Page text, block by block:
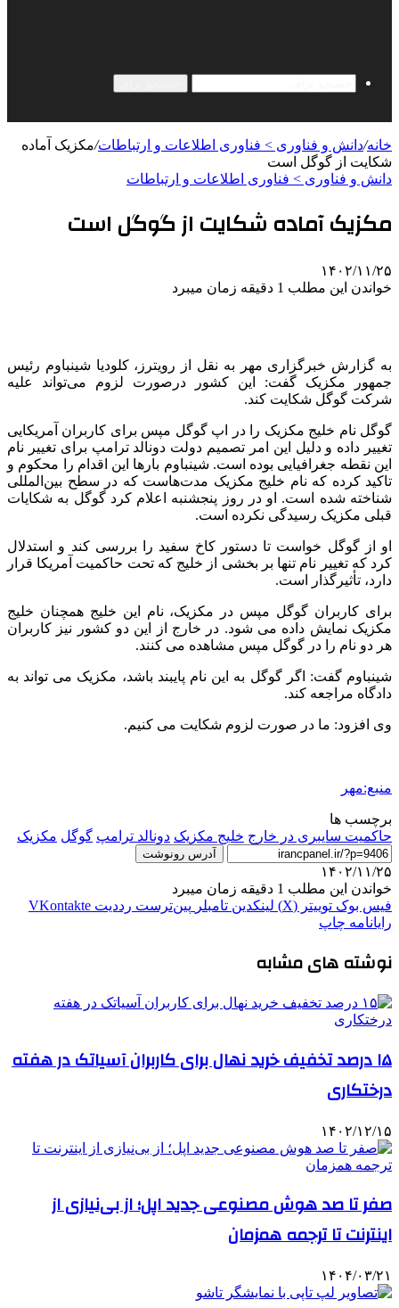
خانه/دانش و فناوری > فناوری اطلاعات و ارتباطات/مکزیک آماده
شکایت از گوگل است
دانش و فناوری > فناوری اطلاعات و ارتباطات
مکزیک آماده شکایت از گوگل است
۱۴۰۲/۱۱/۲۵
خواندن این مطلب 1 دقیقه زمان میبرد
به گزارش خبرگزاری مهر به نقل از رویترز، کلودیا شینباوم رئیس
جمهور مکزیک گفت: این کشور درصورت لزوم می‌تواند علیه
شرکت گوگل شکایت کند.
گوگل نام خلیج مکزیک را در اپ گوگل مپس برای کاربران آمریکایی
تغییر داده و دلیل این امر تصمیم دولت دونالد ترامپ برای تغییر نام
این نقطه جغرافیایی بوده است. شینباوم بارها این اقدام را محکوم و
تاکید کرده که نام خلیج مکزیک مدت‌هاست که در سطح بین‌المللی
شناخته شده است. او در روز پنجشنبه اعلام کرد گوگل به شکایات
قبلی مکزیک رسیدگی نکرده است.
او از گوگل خواست تا دستور کاخ سفید را بررسی کند و استدلال
کرد که تغییر نام تنها بر بخشی از خلیج که تحت حاکمیت آمریکا قرار
دارد، تأثیرگذار است.
برای کاربران گوگل مپس در مکزیک، نام این خلیج همچنان خلیج
مکزیک نمایش داده می شود. در خارج از این دو کشور نیز کاربران
هر دو نام را در گوگل مپس مشاهده می کنند.
شینباوم گفت: اگر گوگل به این نام پایبند باشد، مکزیک می تواند به
دادگاه مراجعه کند.
وی افزود: ما در صورت لزوم شکایت می کنیم.
منبع:مهر
برچسب ها
حاکمیت سایبری در خارج خلیج مکزیک دونالد ترامپ گوگل مکزیک
آدرس رونوشت
۱۴۰۲/۱۱/۲۵
خواندن این مطلب 1 دقیقه زمان میبرد
فیس بوک توییتر (X) لینکدین ‫تامبلر ‫پین‌ترست ‫رددیت ‫VKontakte
رایانامه چاپ
نوشته های مشابه
۱۵ درصد تخفیف خرید نهال برای کاربران آسیاتک در هفته
درختکاری
۱۴۰۲/۱۲/۱۵
صفر تا صد هوش مصنوعی جدید اپل؛ از بی‌نیازی از
اینترنت تا ترجمه همزمان
۱۴۰۴/۰۳/۲۱